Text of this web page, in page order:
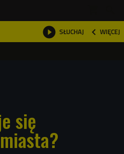
 SŁUCHAJ  WIĘCEJ

się